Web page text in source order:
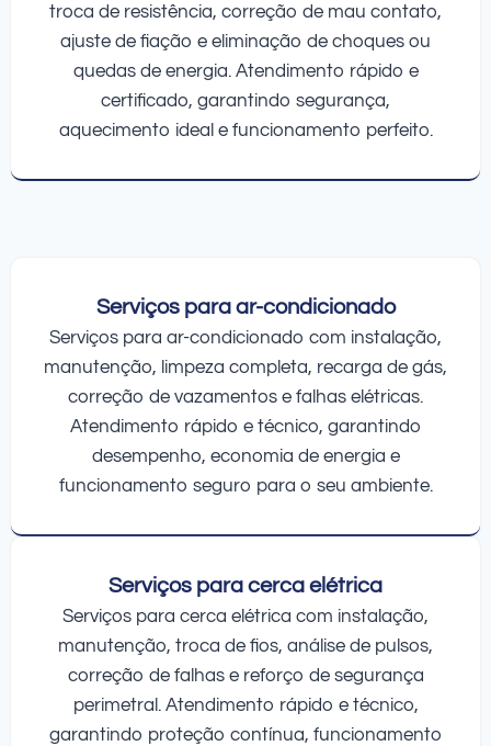
troca de resistência, correção de mau contato,
ajuste de fiação e eliminação de choques ou
quedas de energia. Atendimento rápido e
certificado, garantindo segurança,
aquecimento ideal e funcionamento perfeito.
Serviços para ar-condicionado
Serviços para ar-condicionado com instalação,
manutenção, limpeza completa, recarga de gás,
correção de vazamentos e falhas elétricas.
Atendimento rápido e técnico, garantindo
desempenho, economia de energia e
funcionamento seguro para o seu ambiente.
Serviços para cerca elétrica
Serviços para cerca elétrica com instalação,
manutenção, troca de fios, análise de pulsos,
correção de falhas e reforço de segurança
perimetral. Atendimento rápido e técnico,
garantindo proteção contínua, funcionamento